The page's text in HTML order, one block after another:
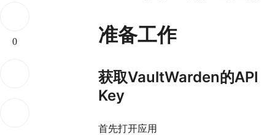
0 准备工作
获取VaultWarden的API
Key
首先打开应用